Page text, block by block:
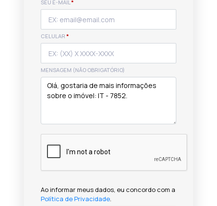
SEU E-MAIL*
CELULAR *
MENSAGEM (NÃO OBRIGATÓRIO)
Ao informar meus dados, eu concordo com a
Política de Privacidade.